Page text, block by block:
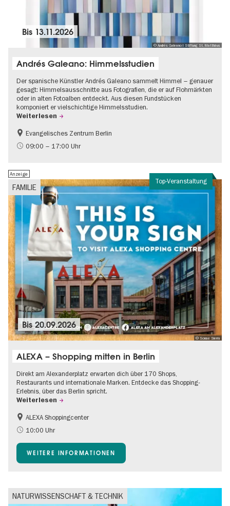
© Andrés Galeano I Stiftung St. Matthäus
Bis 13.11.2026
Andrés Galeano: Himmelsstudien
Der spanische Künstler Andrés Galeano sammelt Himmel – genauer
gesagt: Himmelsausschnitte aus Fotografien, die er auf Flohmärkten
oder in alten Fotoalben entdeckt. Aus diesen Fundstücken
komponiert er vielschichtige Himmelsstudien.
Weiterlesen
Gratis
Evangelisches Zentrum Berlin
09:00 – 17:00 Uhr
Top-Veranstaltung
FAMILIE
Anzeige
© Sonae Sierra
Bis20.09.2026
ALEXA – Shopping mitten in Berlin
Direkt am Alexanderplatz erwarten dich über 170 Shops,
Restaurants und internationale Marken. Entdecke das Shopping-
Erlebnis, über das Berlin spricht.
Weiterlesen
Barrierefrei
Food
Kinder
Shopping
ALEXA Shoppingcenter
10:00 Uhr
WEITERE INFORMATIONEN
NATURWISSENSCHAFT & TECHNIK